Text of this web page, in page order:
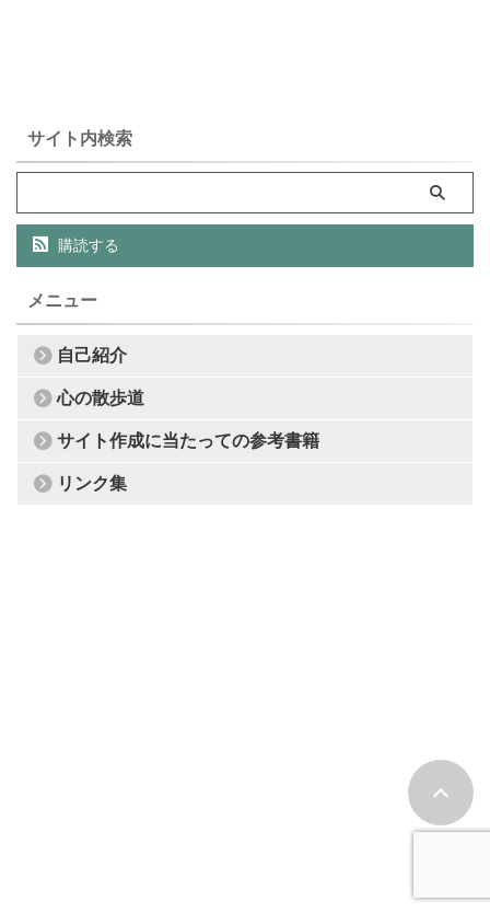
サイト内検索
購読する
メニュー
自己紹介
心の散歩道
サイト作成に当たっての参考書籍
リンク集